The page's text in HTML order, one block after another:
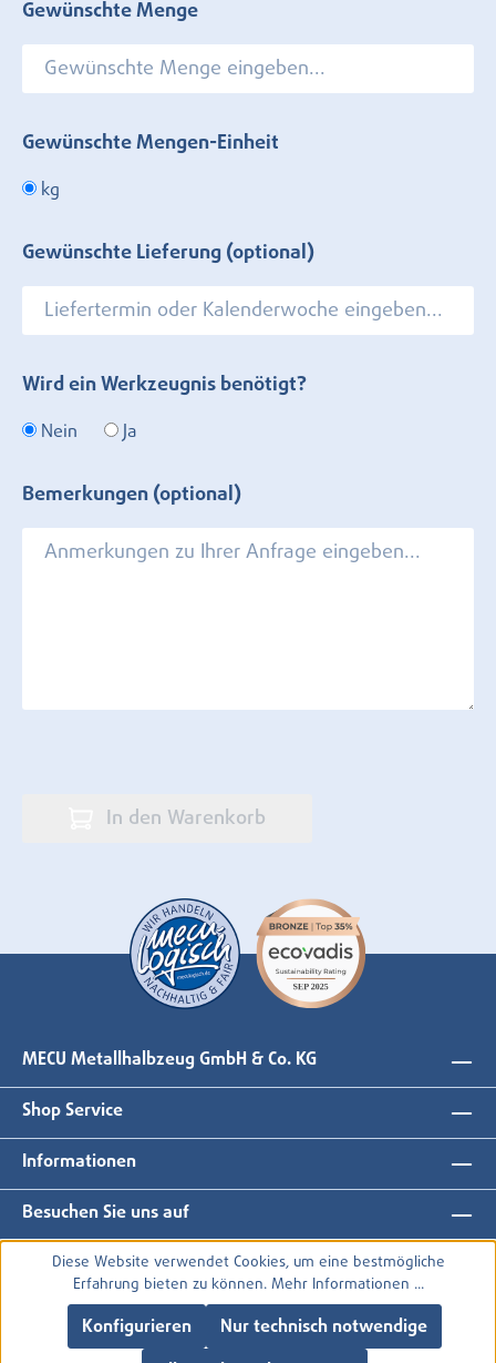
Gewünschte Menge
Gewünschte Mengen-Einheit
kg
Gewünschte Lieferung (optional)
Wird ein Werkzeugnis benötigt?
Nein Ja
Bemerkungen (optional)
In den Warenkorb
MECU Metallhalbzeug GmbH & Co. KG
Shop Service
Informationen
Besuchen Sie uns auf
Diese Website verwendet Cookies, um eine bestmögliche
Erfahrung bieten zu können. Mehr Informationen ...
Nur technisch notwendige
Konfigurieren